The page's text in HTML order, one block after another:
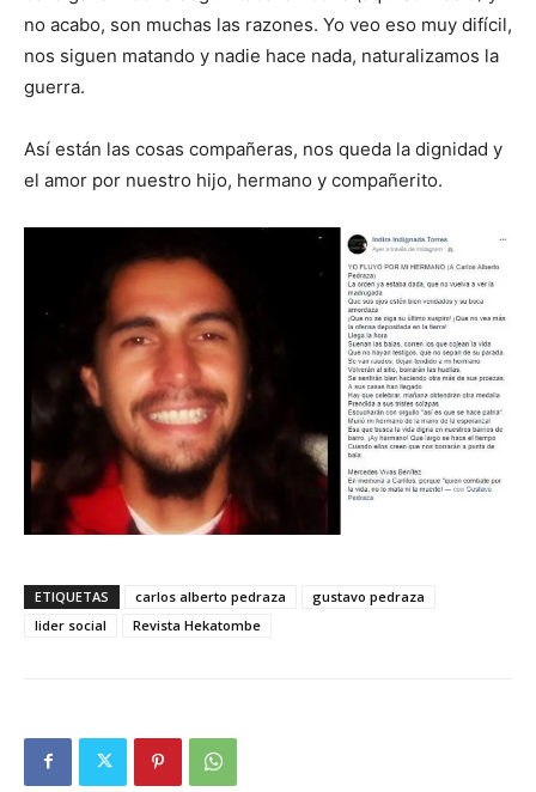
no acabo, son muchas las razones. Yo veo eso muy difícil,
nos siguen matando y nadie hace nada, naturalizamos la
guerra.
Así están las cosas compañeras, nos queda la dignidad y
el amor por nuestro hijo, hermano y compañerito.
ETIQUETAS carlos alberto pedraza
gustavo pedraza
lider social
Revista Hekatombe